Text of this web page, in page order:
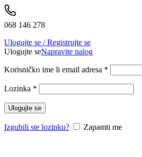
068 146 278
Ulogujte se / Registrujte se
Ulogujte seNapravite nalog
Korisničko ime li email adresa *
Lozinka *
Ulogujte se
Izgubili ste lozinku? Zapamti me